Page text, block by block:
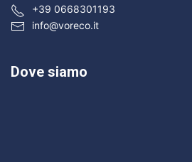
+39 0668301193
info@voreco.it
Dove siamo